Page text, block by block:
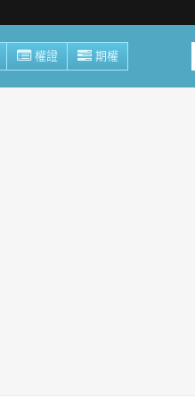
權證 期權